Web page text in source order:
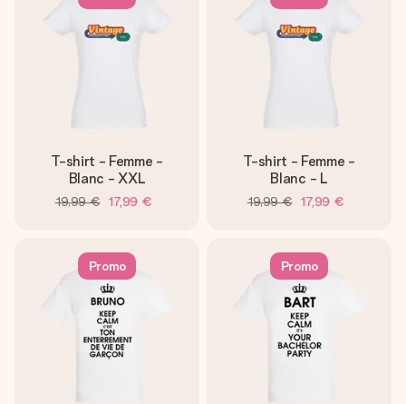
T-shirt - Femme -
Blanc - XXL
19,99 € 17,99 €
T-shirt - Femme -
Blanc - L
19,99 € 17,99 €
Promo Promo